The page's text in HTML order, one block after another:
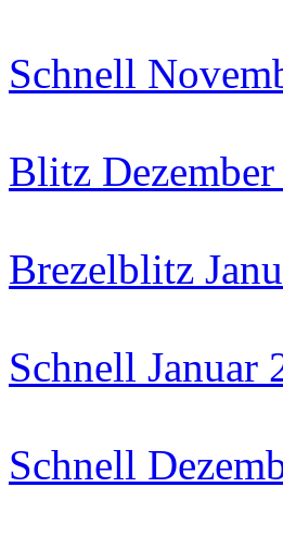
Schnell
Blitz
Brezelblitz
Schnell Januar
Schnell